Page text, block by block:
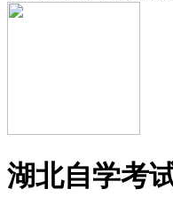
湖北自学考